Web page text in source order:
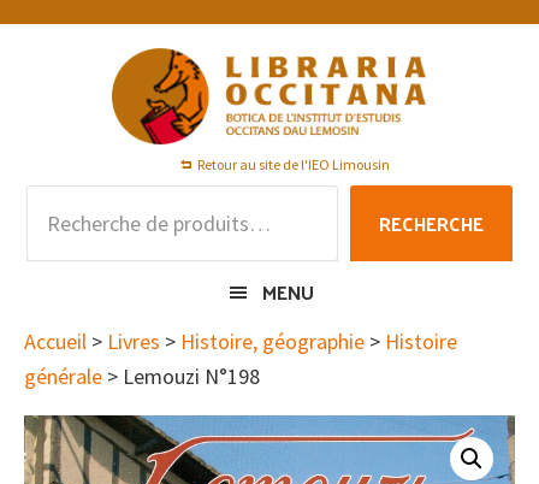
Passer
Passer
Passer
Retour au site de l'IEO Limousin
pour :
RECHERCHE
MENU
Accueil > Livres > Histoire, géographie > Histoire
générale > Lemouzi N°198